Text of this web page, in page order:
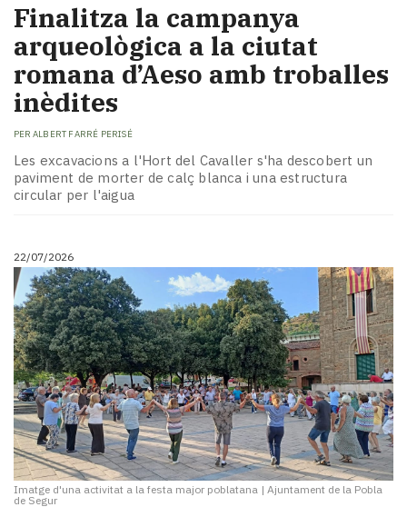
Finalitza la campanya
arqueològica a la ciutat
romana d’Aeso amb troballes
inèdites
PER ALBERT FARRÉ PERISÉ
Les excavacions a l'Hort del Cavaller s'ha descobert un
paviment de morter de calç blanca i una estructura
circular per l'aigua
22/07/2026
Imatge d'una activitat a la festa major poblatana | Ajuntament de la Pobla
de Segur